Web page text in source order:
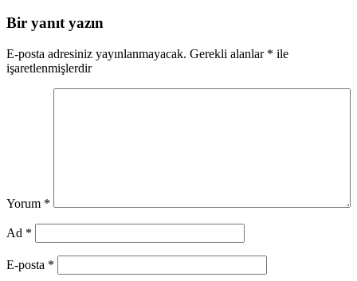
Bir yanıt yazın
E-posta adresiniz yayınlanmayacak. Gerekli alanlar * ile
işaretlenmişlerdir
Yorum *
Ad *
E-posta *